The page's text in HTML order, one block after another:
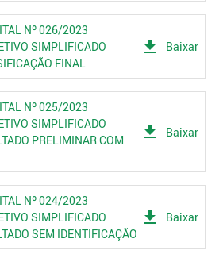
Nº 026/2023
SIMPLIFICADO
FINAL
get_app Baixar
Nº 025/2023
SIMPLIFICADO
PRELIMINAR COM
get_app Baixar
Nº 024/2023
SIMPLIFICADO
SEM IDENTIFICAÇÃO
get_app Baixar